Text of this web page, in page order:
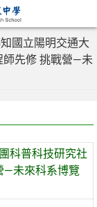
國立陽明交通大
師先修 挑戰營—未
科普科技研究社
—未來科系博覽